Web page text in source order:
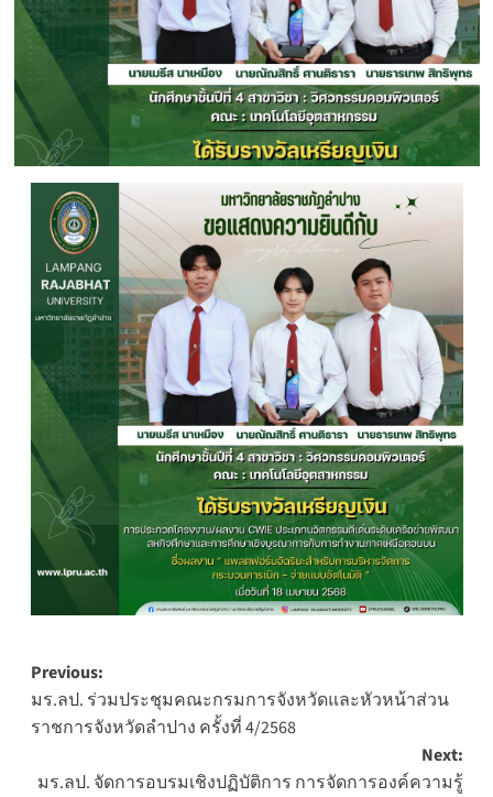
Post
navigation
Previous:
มร.ลป. ร่วมประชุมคณะกรมการจังหวัดและหัวหน้าส่วน
ราชการจังหวัดลำปาง ครั้งที่ 4/2568
Next:
มร.ลป. จัดการอบรมเชิงปฏิบัติการ การจัดการองค์ความรู้